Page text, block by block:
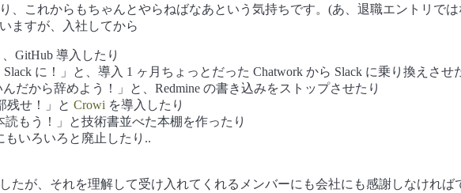
、これからもちゃんとやらねばなあという気持ちです。(あ、退職エントリで
ますが、入社してから
GitHub 導入したり
に！」と、導入 1 ヶ月ちょっとだった Chatwork から Slack に乗り換えさせ
だから辞めよう！」と、Redmine の書き込みをストップさせたり
残せ！」と Crowi を導入したり
もう！」と技術書並べた本棚を作ったり
もいろいろと廃止したり..
たが、それを理解して受け入れてくれるメンバーにも会社にも感謝しなければ